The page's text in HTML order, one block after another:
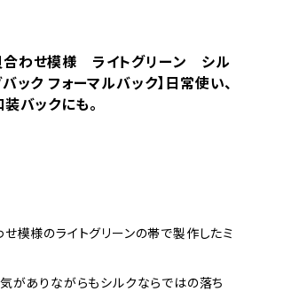
わせ模様 ライトグリーン シル
ック フォーマルバック】日常使い、
バックにも。
様のライトグリーンの帯で製作したミ
がありながらもシルクならではの落ち